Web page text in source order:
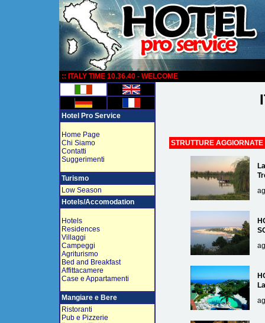
:: ITALY TIME 10.36.40 - WELCOME
Hotel Pro Service
Home Page
Chi Siamo
Contatti
Suggerimenti
Turismo
Low Season
Hotels/Accomodation
Hotels
Residences
Villaggi
Campeggi
Agriturismo
Bed and Breakfast
Affittacamere
Case e Appartamenti
Mangiare e Bere
Ristoranti
Pub e Pizzerie
STRUTTURE